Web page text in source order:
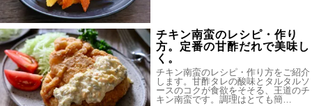
チキン南蛮のレシピ・作り
方。定番の甘酢だれで美味し
く。
チキン南蛮のレシピ・作り方をご紹介
します。甘酢タレの酸味とタルタルソ
ースのコクが食欲をそそる、王道のチ
キン南蛮です。調理はとても簡…